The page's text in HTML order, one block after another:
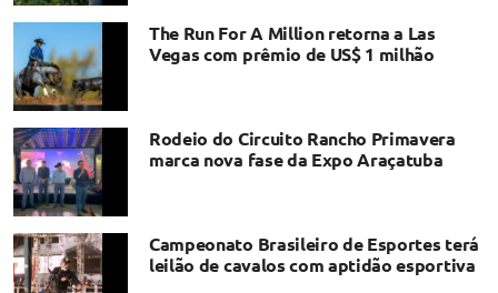
The Run For A Million retorna a Las
Vegas com prêmio de US$ 1 milhão
Rodeio do Circuito Rancho Primavera
marca nova fase da Expo Araçatuba
Campeonato Brasileiro de Esportes terá
leilão de cavalos com aptidão esportiva